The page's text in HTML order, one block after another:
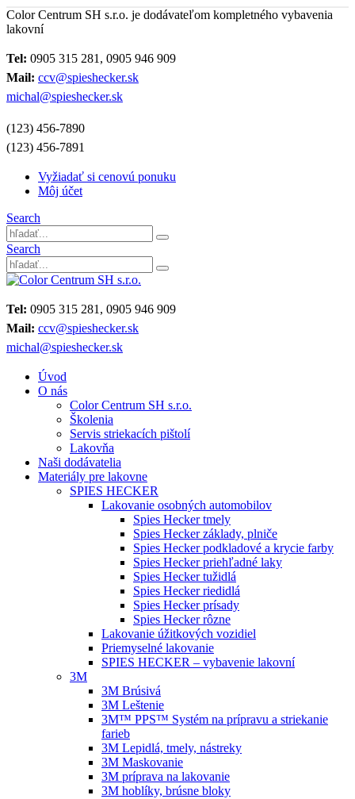
Color Centrum SH s.r.o. je dodávateľom kompletného vybavenia
lakovní
Tel: 0905 315 281, 0905 946 909
Mail: ccv@spieshecker.sk
michal@spieshecker.sk
(123) 456-7890
(123) 456-7891
Vyžiadať si cenovú ponuku
Môj účet
Search
Search
Tel: 0905 315 281, 0905 946 909
Mail: ccv@spieshecker.sk
michal@spieshecker.sk
Úvod
O nás
Color Centrum SH s.r.o.
Školenia
Servis striekacích pištolí
Lakovňa
Naši dodávatelia
Materiály pre lakovne
SPIES HECKER
Lakovanie osobných automobilov
Spies Hecker tmely
Spies Hecker základy, plniče
Spies Hecker podkladové a krycie farby
Spies Hecker priehľadné laky
Spies Hecker tužidlá
Spies Hecker riedidlá
Spies Hecker prísady
Spies Hecker rôzne
Lakovanie úžitkových vozidiel
Priemyselné lakovanie
SPIES HECKER – vybavenie lakovní
3M
3M Brúsivá
3M Leštenie
3M™ PPS™ Systém na prípravu a striekanie
farieb
3M Lepidlá, tmely, nástreky
3M Maskovanie
3M príprava na lakovanie
3M hoblíky, brúsne bloky